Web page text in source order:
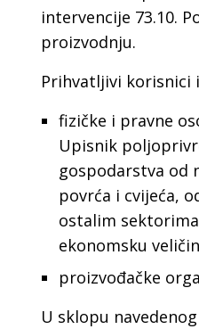
intervencije 73.10.
proizvodnju.
Prihvatljivi korisnici
fizičke i pravne
Upisnik
gospodarstva od
povrća i cvijeća,
ostalim
ekonomsku
proizvođačke
U sklopu